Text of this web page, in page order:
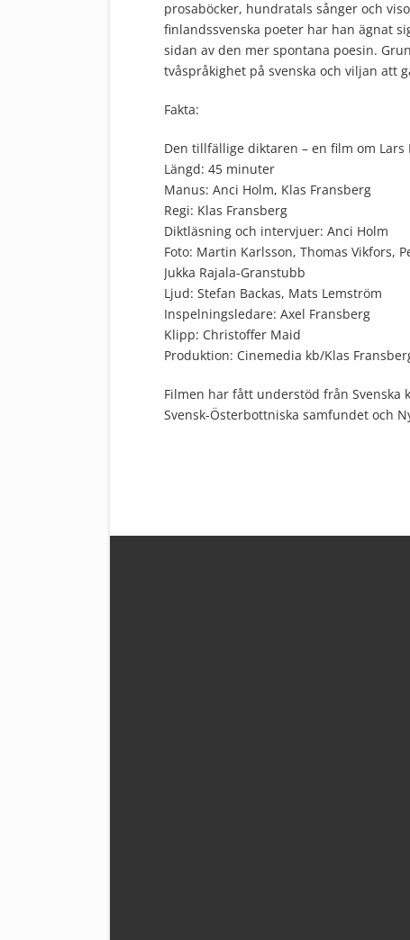
prosaböcker, hundratals sånger och
finlandssvenska poeter har han ägnat
sidan av den mer spontana poesin.
tvåspråkighet på svenska och viljan att
Fakta:
Den tillfällige diktaren – en film om Lars
Längd: 45 minuter
Manus: Anci Holm, Klas Fransberg
Regi: Klas Fransberg
Diktläsning och intervjuer: Anci Holm
Foto: Martin Karlsson, Thomas Vikfors,
Jukka Rajala-Granstubb
Ljud: Stefan Backas, Mats Lemström
Inspelningsledare: Axel Fransberg
Klipp: Christoffer Maid
Produktion: Cinemedia kb/Klas
Filmen har fått understöd från
Svensk-Österbottniska samfundet och